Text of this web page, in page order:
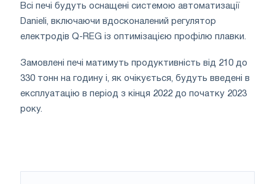
Всі печі будуть оснащені системою автоматизації
Danieli, включаючи вдосконалений регулятор
електродів Q-REG із оптимізацією профілю плавки.
Замовлені печі матимуть продуктивність від 210 до
330 тонн на годину і, як очікується, будуть введені в
експлуатацію в період з кінця 2022 до початку 2023
року.